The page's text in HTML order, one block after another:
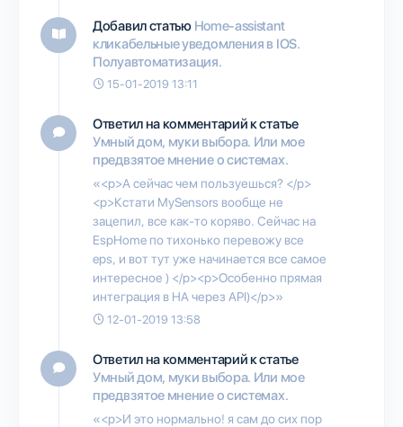
Добавил статью Home-assistant
кликабельные уведомления в IOS.
Полуавтоматизация.
15-01-2019 13:11
Ответил на комментарий к статье
Умный дом, муки выбора. Или мое
предвзятое мнение о системах.
«<p>А сейчас чем пользуешься? </p>
<p>Кстати MySensors вообще не
зацепил, все как-то коряво. Сейчас на
EspHome по тихонько перевожу все
eps, и вот тут уже начинается все самое
интересное ) </p><p>Особенно прямая
интеграция в HA через API)</p>»
12-01-2019 13:58
Ответил на комментарий к статье
Умный дом, муки выбора. Или мое
предвзятое мнение о системах.
«<p>И это нормально! я сам до сих пор